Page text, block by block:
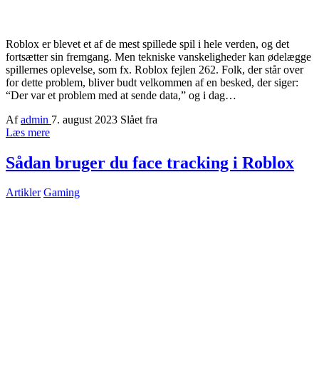
Roblox er blevet et af de mest spillede spil i hele verden, og det
fortsætter sin fremgang. Men tekniske vanskeligheder kan ødelægge
spillernes oplevelse, som fx. Roblox fejlen 262. Folk, der står over
for dette problem, bliver budt velkommen af ​​en besked, der siger:
“Der var et problem med at sende data,” og i dag…
Af admin 7. august 2023 Slået fra
Læs mere
Sådan bruger du face tracking i Roblox
Artikler Gaming